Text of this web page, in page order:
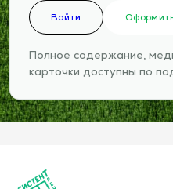
Войти
Полное содержание,
карточки доступны по